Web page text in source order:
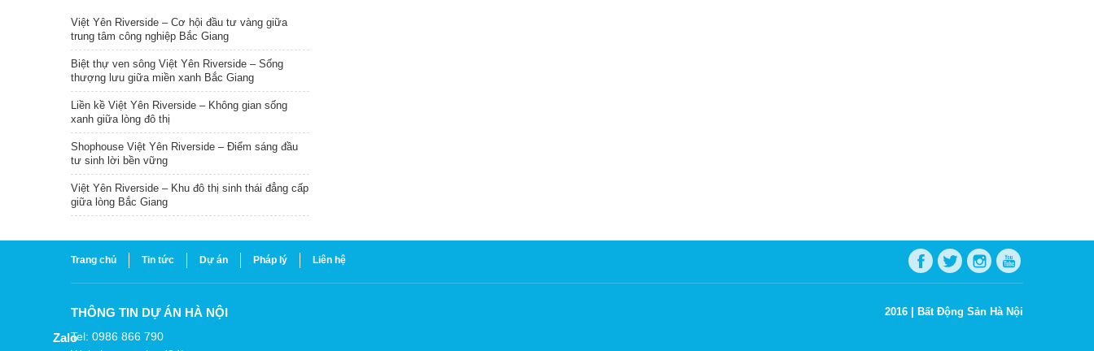
Việt Yên Riverside – Cơ hội đầu tư vàng giữa
trung tâm công nghiệp Bắc Giang
Biệt thự ven sông Việt Yên Riverside – Sống
thượng lưu giữa miền xanh Bắc Giang
Liền kề Việt Yên Riverside – Không gian sống
xanh giữa lòng đô thị
Shophouse Việt Yên Riverside – Điểm sáng đầu
tư sinh lời bền vững
Việt Yên Riverside – Khu đô thị sinh thái đẳng cấp
giữa lòng Bắc Giang
Trang chủ Tin tức Dự án Pháp lý Liên hệ
THÔNG TIN DỰ ÁN HÀ NỘI
Tel: 0986 866 790
2016 | Bất Động Sản Hà Nội
Zalo